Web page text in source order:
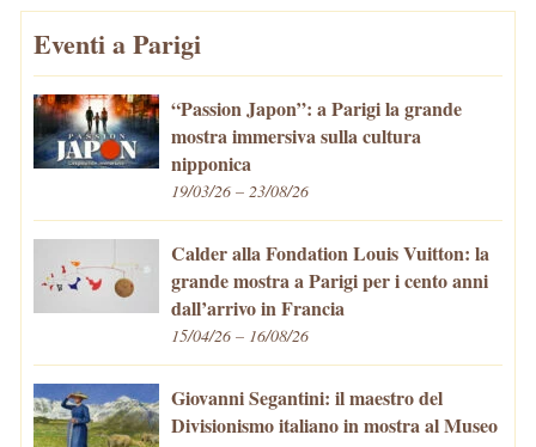
Eventi a Parigi
“Passion Japon”: a Parigi la grande
mostra immersiva sulla cultura
nipponica
19/03/26 – 23/08/26
Calder alla Fondation Louis Vuitton: la
grande mostra a Parigi per i cento anni
dall’arrivo in Francia
15/04/26 – 16/08/26
Giovanni Segantini: il maestro del
Divisionismo italiano in mostra al Museo